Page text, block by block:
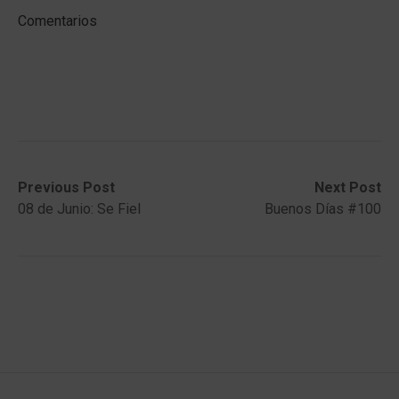
Comentarios
Post
navigation
Previous Post
Previous
post:08 de Junio: Se Fiel
Next Post
Next
post:
Buenos Días #100